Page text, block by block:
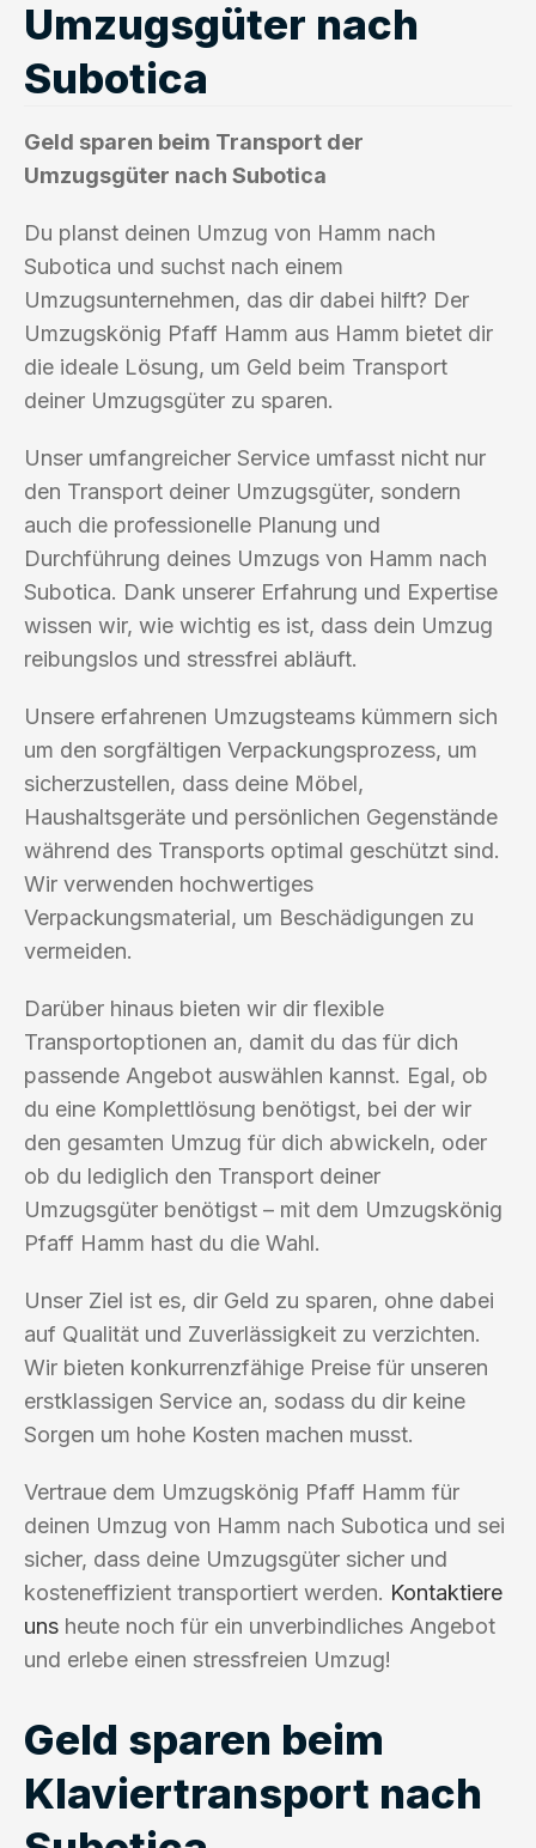
Umzugsgüter nach
Subotica
Geld sparen beim Transport der
Umzugsgüter nach Subotica
Du planst deinen Umzug von Hamm nach
Subotica und suchst nach einem
Umzugsunternehmen, das dir dabei hilft? Der
Umzugskönig Pfaff Hamm aus Hamm bietet dir
die ideale Lösung, um Geld beim Transport
deiner Umzugsgüter zu sparen.
Unser umfangreicher Service umfasst nicht nur
den Transport deiner Umzugsgüter, sondern
auch die professionelle Planung und
Durchführung deines Umzugs von Hamm nach
Subotica. Dank unserer Erfahrung und Expertise
wissen wir, wie wichtig es ist, dass dein Umzug
reibungslos und stressfrei abläuft.
Unsere erfahrenen Umzugsteams kümmern sich
um den sorgfältigen Verpackungsprozess, um
sicherzustellen, dass deine Möbel,
Haushaltsgeräte und persönlichen Gegenstände
während des Transports optimal geschützt sind.
Wir verwenden hochwertiges
Verpackungsmaterial, um Beschädigungen zu
vermeiden.
Darüber hinaus bieten wir dir flexible
Transportoptionen an, damit du das für dich
passende Angebot auswählen kannst. Egal, ob
du eine Komplettlösung benötigst, bei der wir
den gesamten Umzug für dich abwickeln, oder
ob du lediglich den Transport deiner
Umzugsgüter benötigst – mit dem Umzugskönig
Pfaff Hamm hast du die Wahl.
Unser Ziel ist es, dir Geld zu sparen, ohne dabei
auf Qualität und Zuverlässigkeit zu verzichten.
Wir bieten konkurrenzfähige Preise für unseren
erstklassigen Service an, sodass du dir keine
Sorgen um hohe Kosten machen musst.
Vertraue dem Umzugskönig Pfaff Hamm für
deinen Umzug von Hamm nach Subotica und sei
sicher, dass deine Umzugsgüter sicher und
kosteneffizient transportiert werden. Kontaktiere
uns heute noch für ein unverbindliches Angebot
und erlebe einen stressfreien Umzug!
Geld sparen beim
Klaviertransport nach